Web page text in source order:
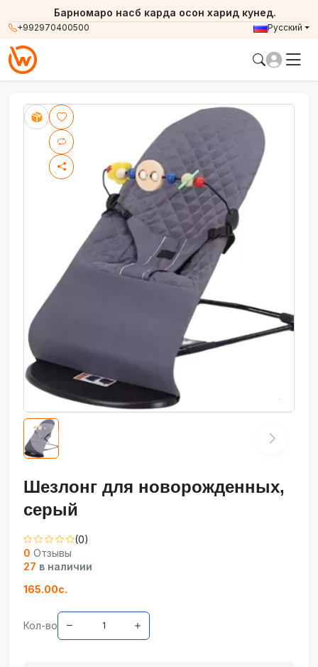
+992970400500
Барномаро насб карда осон харид кунед.
Русский
Шезлонг для новорожденных,
серый
(0)
0 Отзывы
27 в наличии
165.00с.
Кол-во